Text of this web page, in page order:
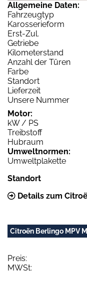
Allgemeine Daten:
Fahrzeugtyp
Karosserieform
Erst-Zul.
Getriebe
Kilometerstand
Anzahl der Türen
Farbe
Standort
Lieferzeit
Unsere Nummer
Motor:
kW / PS
Treibstoff
Hubraum
Umweltnormen:
Umweltplakette
Standort
Details zum
Citroën Berlingo MPV
Preis:
MWSt: